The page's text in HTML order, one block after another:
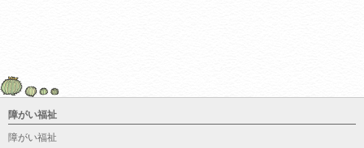
障がい福祉
障がい福祉